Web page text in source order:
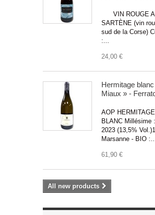
VIN ROUGE
SARTÈNE (vin
sud de la Corse)
:...
24,00 €
Hermitage
Miaux » -
AOP HERMITAGE
BLANC Millésime :
2023 (13,5%
Marsanne - BIO :...
61,90 €
All new products